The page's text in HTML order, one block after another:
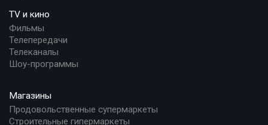
TV и кино
Фильмы
Телепередачи
Телеканалы
Шоу-программы
Магазины
Продовольственные супермаркеты
Строительные гипермаркеты